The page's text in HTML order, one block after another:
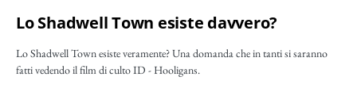
Lo Shadwell Town esiste davvero?
Lo Shadwell Town esiste veramente? Una domanda che in tanti si saranno
fatti vedendo il film di culto ID - Hooligans.